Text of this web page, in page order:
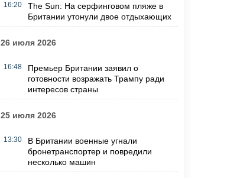
16:20
The Sun: На серфинговом пляже в
Британии утонули двое отдыхающих
26 июля 2026
16:48
Премьер Британии заявил о
готовности возражать Трампу ради
интересов страны
25 июля 2026
13:30
В Британии военные угнали
бронетранспортер и повредили
несколько машин